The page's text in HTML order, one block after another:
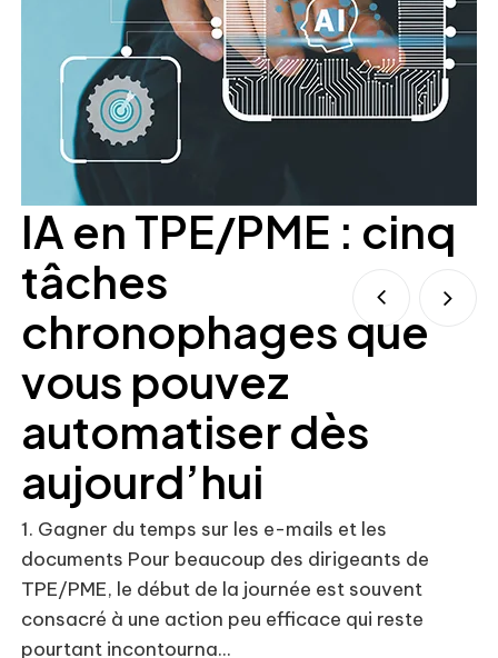
IA en TPE/PME : cinq
tâches
chronophages que
vous pouvez
automatiser dès
aujourd’hui
1. Gagner du temps sur les e-mails et les
documents Pour beaucoup des dirigeants de
TPE/PME, le début de la journée est souvent
consacré à une action peu efficace qui reste
pourtant incontourna...